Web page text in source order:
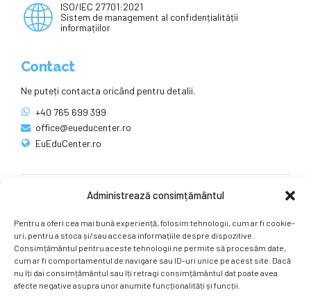
Administrează consimțământul
Pentru a oferi cea mai bună experiență, folosim tehnologii, cum ar fi cookie-
uri, pentru a stoca și/sau accesa informațiile despre dispozitive.
Consimțământul pentru aceste tehnologii ne permite să procesăm date,
cum ar fi comportamentul de navigare sau ID-uri unice pe acest site. Dacă
nu îți dai consimțământul sau îți retragi consimțământul dat poate avea
afecte negative asupra unor anumite funcționalități și funcții.
ISO/IEC 27701:2021
Sistem de management al confidențialității
informațiilor
Contact
Ne puteți contacta oricând pentru detalii.
+40 765 699 399
office@eueducenter.ro
EuEduCenter.ro
Ne puteți găsi și pe rețelele sociale.